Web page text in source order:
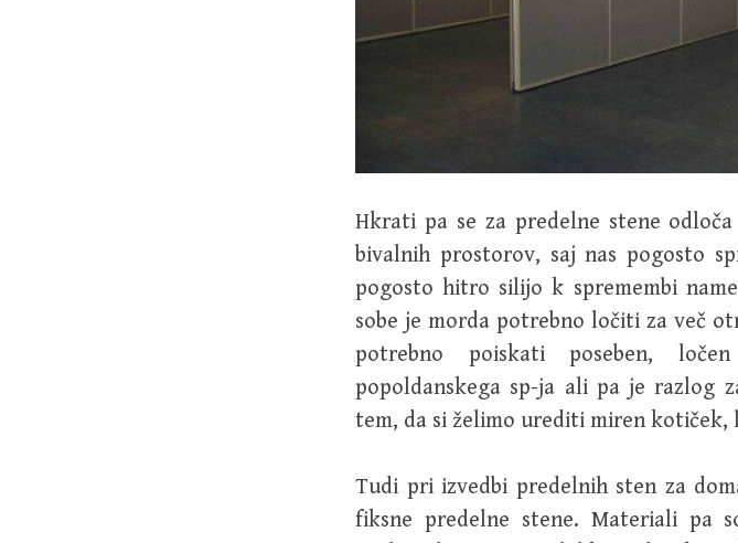
Hkrati pa se za predelne stene
bivalnih prostorov, saj nas pogosto
pogosto hitro silijo k spremembi
sobe je morda potrebno ločiti za več
potrebno poiskati poseben,
popoldanskega sp-ja ali pa je razlog
tem, da si želimo urediti miren kotiček,
Tudi pri izvedbi predelnih sten za
fiksne predelne stene. Materiali pa